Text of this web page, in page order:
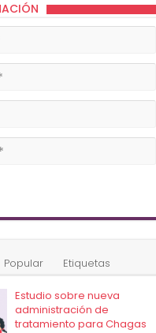
Popular Etiquetas
Estudio sobre nueva
administración de
tratamiento para Chagas